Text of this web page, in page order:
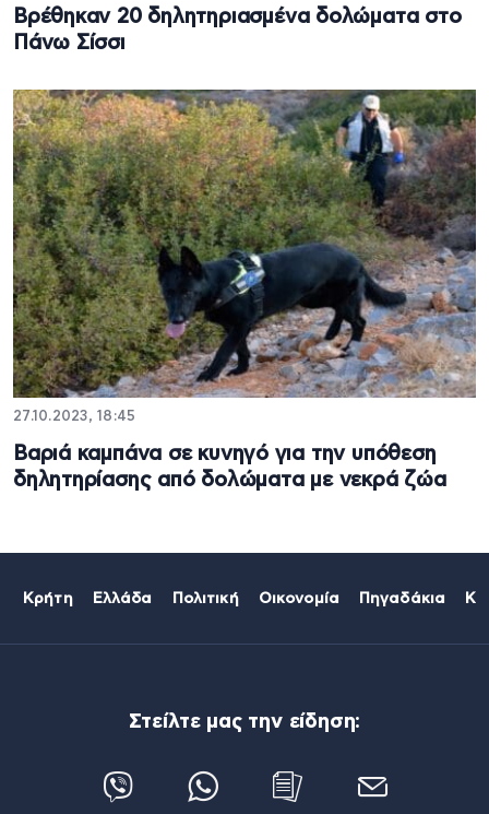
Βρέθηκαν 20 δηλητηριασμένα δολώματα στο
Πάνω Σίσσι
27.10.2023, 18:45
Βαριά καμπάνα σε κυνηγό για την υπόθεση
δηλητηρίασης από δολώματα με νεκρά ζώα
Κρήτη Ελλάδα Πολιτική Οικονομία Πηγαδάκια
Στείλτε μας την είδηση: